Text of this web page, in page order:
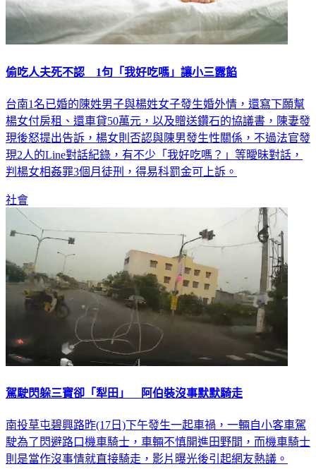
偷吃人夫死不認 1句「我好吃嗎」讓小三露餡
台南1名已婚的陳姓男子與楊姓女子發生婚外情，還寫下願幫
楊女付房租、還車貸50萬元，以及贈送鑽石的協議書，陳妻發
現後怒提出告訴，楊女則否認與陳男發生性關係，不過法官發
現2人的Line對話紀錄，有不少「我好吃嗎？」等曖昧對話，
判楊女相姦罪3個月徒刑，得易科罰金可上訴。
社會
駕駛閃躲三寶卻「犁田」 阿伯裝沒事默默騎走
南投草屯碧興路昨(17日)下午發生一起車禍，一輛自小客車駕
駛為了閃避路口機車騎士，車輛不慎開進田野間，而機車騎士
則是當作沒事情就直接騎走，影片曝光後引起網友熱議。